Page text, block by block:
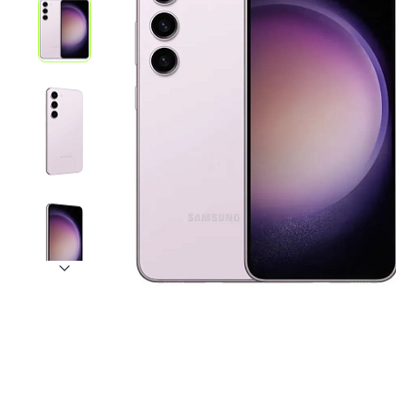
iPhone
iPhone 12
iPhone 11
iPhone SE
Poco
F Series
M Series